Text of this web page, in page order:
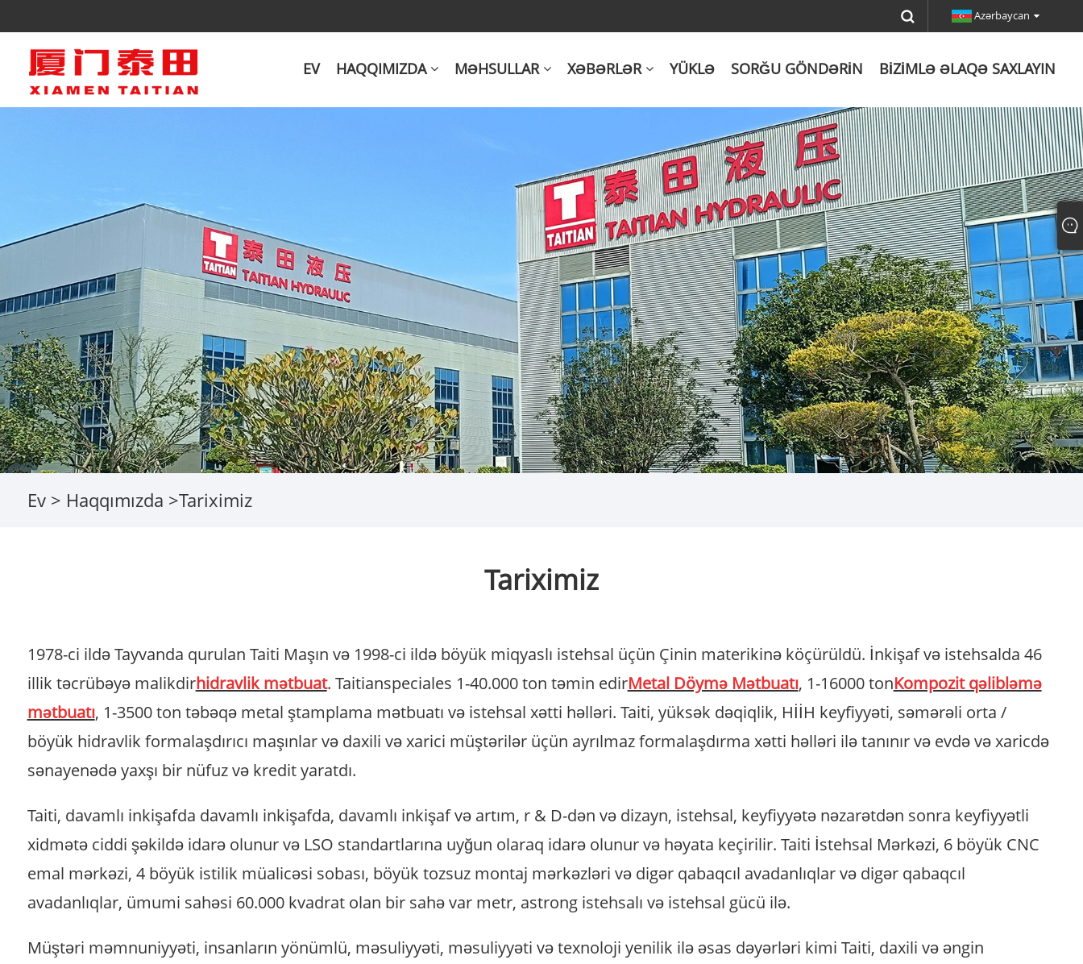
Azərbaycan
EV HAQQIMIZDA MƏHSULLAR XƏBƏRLƏR YÜKLƏ SORĞU GÖNDƏRIN BIZIMLƏ ƏLAQƏ SAXLAYIN
Ev > Haqqımızda >Tariximiz
Tariximiz
1978-ci ildə Tayvanda qurulan Taiti Maşın və 1998-ci ildə böyük miqyaslı istehsal üçün Çinin materikinə köçürüldü. İnkişaf və istehsalda 46
illik təcrübəyə malikdirhidravlik mətbuat. Taitianspeciales 1-40.000 ton təmin edirMetal Döymə Mətbuatı, 1-16000 tonKompozit qəlibləmə
mətbuatı, 1-3500 ton təbəqə metal ştamplama mətbuatı və istehsal xətti həlləri. Taiti, yüksək dəqiqlik, HİİH keyfiyyəti, səmərəli orta /
böyük hidravlik formalaşdırıcı maşınlar və daxili və xarici müştərilər üçün ayrılmaz formalaşdırma xətti həlləri ilə tanınır və evdə və xaricdə
sənayenədə yaxşı bir nüfuz və kredit yaratdı.
Taiti, davamlı inkişafda davamlı inkişafda, davamlı inkişaf və artım, r & D-dən və dizayn, istehsal, keyfiyyətə nəzarətdən sonra keyfiyyətli
xidmətə ciddi şəkildə idarə olunur və LSO standartlarına uyğun olaraq idarə olunur və həyata keçirilir. Taiti İstehsal Mərkəzi, 6 böyük CNC
emal mərkəzi, 4 böyük istilik müalicəsi sobası, böyük tozsuz montaj mərkəzləri və digər qabaqcıl avadanlıqlar və digər qabaqcıl
avadanlıqlar, ümumi sahəsi 60.000 kvadrat olan bir sahə var metr, astrong istehsalı və istehsal gücü ilə.
Müştəri məmnuniyyəti, insanların yönümlü, məsuliyyəti, məsuliyyəti və texnoloji yenilik ilə əsas dəyərləri kimi Taiti, daxili və əngin